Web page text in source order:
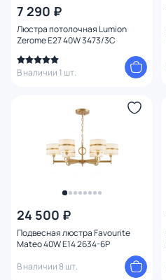
7 290 ₽
Люстра потолочная Lumion
Zerome E27 40W 3473/3C
В наличии 1 шт.
24 500 ₽
Подвесная люстра Favourite
Mateo 40W E14 2634-6P
В наличии 8 шт.